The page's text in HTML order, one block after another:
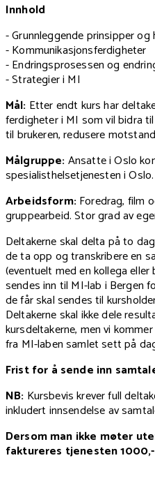
Innhold
- Grunnleggende prinsipper
- Kommunikasjonsferdigheter
- Endringsprosessen og
- Strategier i MI
Mål: Etter endt kurs har
ferdigheter i MI som vil bidra
til brukeren, redusere
Målgruppe: Ansatte i Oslo
spesialisthelsetjenesten i Oslo.
Arbeidsform: Foredrag, film
gruppearbeid. Stor grad av
Deltakerne skal delta på to
de ta opp og transkribere en
(eventuelt med en kollega
sendes inn til MI-lab i Bergen
de får skal sendes til
Deltakerne skal ikke dele
kursdeltakerne, men vi
fra MI-laben samlet sett på
Frist for å sende inn
NB: Kursbevis krever full
inkludert innsendelse av
Dersom man ikke møter
faktureres tjenesten 1000,-